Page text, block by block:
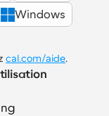
Windows
cal.com/aide.